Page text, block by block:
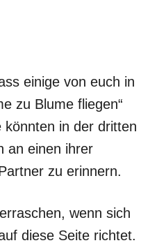
einige von euch in
zu Blume fliegen“
könnten in der dritten
an einen ihrer
zu erinnern.
wenn sich
diese Seite richtet.